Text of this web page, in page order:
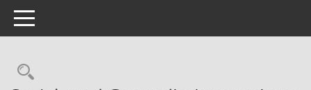
Toggle navigation